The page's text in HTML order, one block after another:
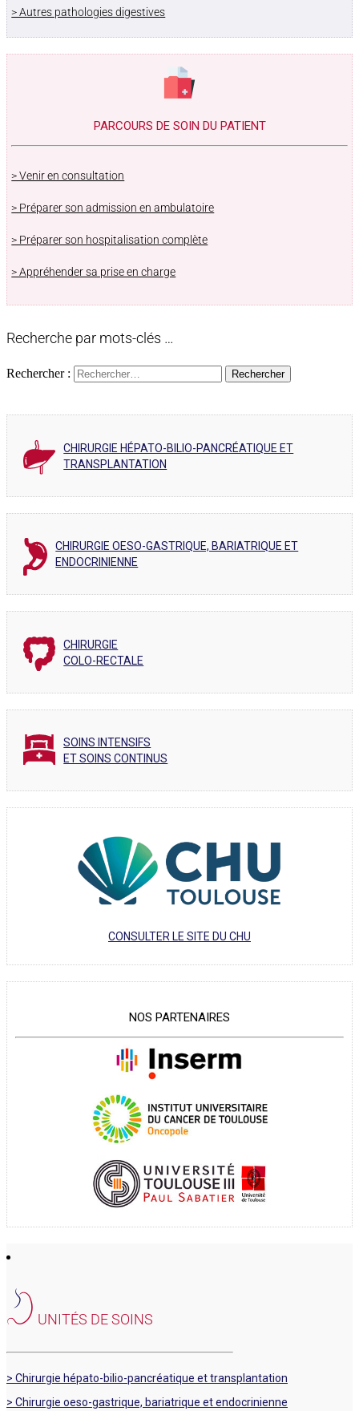
> Autres pathologies digestives
PARCOURS DE SOIN DU PATIENT
> Venir en consultation
> Préparer son admission en ambulatoire
> Préparer son hospitalisation complète
> Appréhender sa prise en charge
Recherche par mots-clés …
Rechercher :
CHIRURGIE HÉPATO-BILIO-PANCRÉATIQUE ET
TRANSPLANTATION
CHIRURGIE OESO-GASTRIQUE, BARIATRIQUE ET
ENDOCRINIENNE
CHIRURGIE
COLO-RECTALE
SOINS INTENSIFS
ET SOINS CONTINUS
CONSULTER LE SITE DU CHU
NOS PARTENAIRES
UNITÉS DE SOINS
> Chirurgie hépato-bilio-pancréatique et transplantation
> Chirurgie oeso-gastrique, bariatrique et endocrinienne